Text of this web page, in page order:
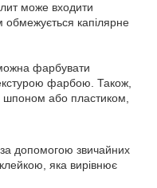
може входити
обмежується капілярне
фарбувати
фарбою. Також,
шпоном або пластиком,
допомогою звичайних
яка вирівнює